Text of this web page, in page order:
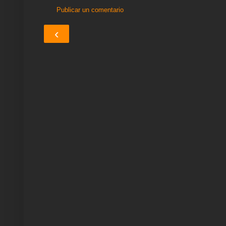
Publicar un comentario
‹